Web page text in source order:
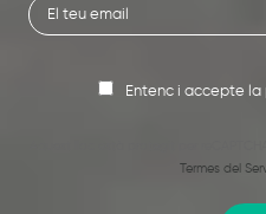
Entenc i accepte la
Termes del